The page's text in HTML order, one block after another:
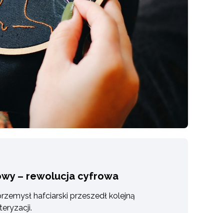
– rewolucja cyfrowa
hafciarski przeszedł kolejną